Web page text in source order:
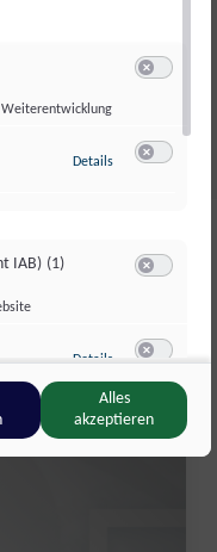
Weiterentwicklung
Details zu Google
IAB) (1)
Details zu Google GTag
Alles
akzeptieren